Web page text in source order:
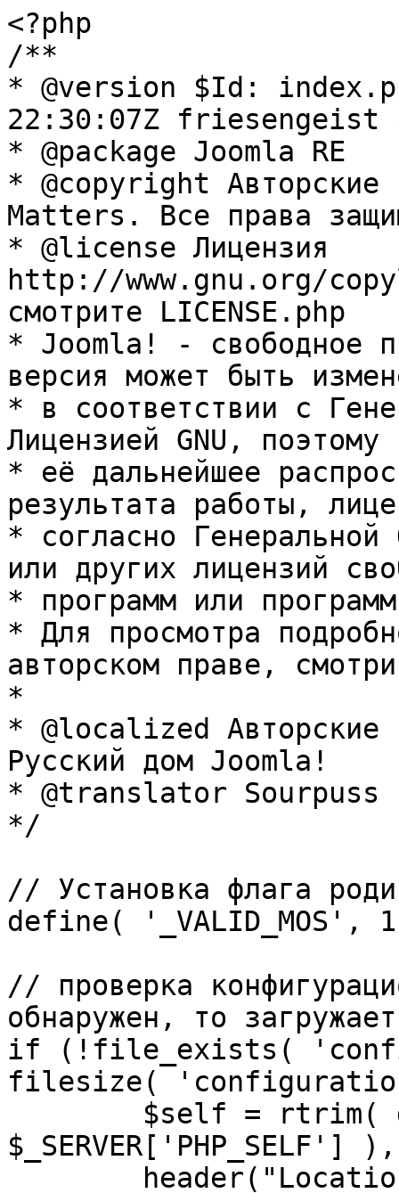
<?php
/**
* @version $Id:
22:30:07Z friesengeist
* @package Joomla RE
* @copyright Авторские
Matters. Все права
* @license Лицензия
http://www.gnu.org/
смотрите LICENSE.php
* Joomla! - свободное
версия может быть
* в соответствии с
Лицензией GNU, поэтому
* её дальнейшее
результата работы,
* согласно Генеральной
или других лицензий
* программ или
* Для просмотра
авторском праве,
*
* @localized Авторские
Русский дом Joomla!
* @translator Sourpuss
*/
// Установка флага
define( '_VALID_MOS',
// проверка
обнаружен, то
if (!file_exists(
filesize(